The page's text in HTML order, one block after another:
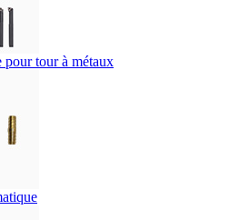
pour tour à métaux